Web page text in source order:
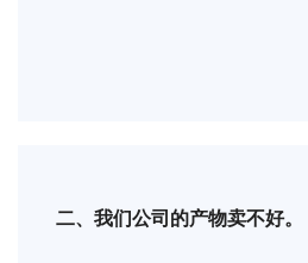
二、我们公司的产物卖不好。